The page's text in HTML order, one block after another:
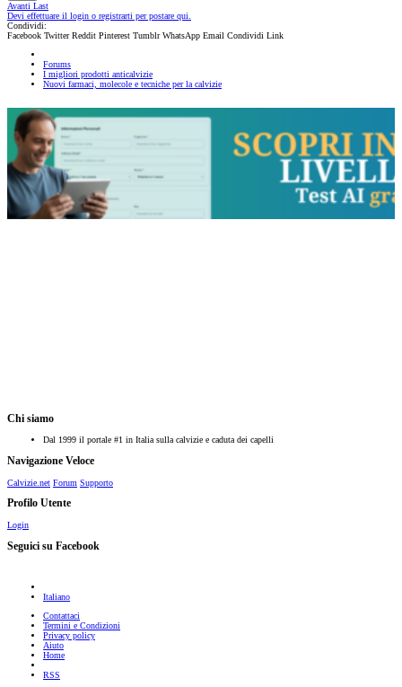
Avanti Last
Devi effettuare il login o registrarti per postare qui.
Condividi:
Facebook Twitter Reddit Pinterest Tumblr WhatsApp Email Condividi Link
Forums
I migliori prodotti anticalvizie
Nuovi farmaci, molecole e tecniche per la calvizie
Chi siamo
Dal 1999 il portale #1 in Italia sulla calvizie e caduta dei capelli
Navigazione Veloce
Calvizie.net Forum Supporto
Profilo Utente
Login
Seguici su Facebook
Italiano
Contattaci
Termini e Condizioni
Privacy policy
Aiuto
Home
RSS